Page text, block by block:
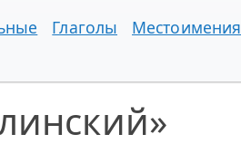
Глаголы Местоимения